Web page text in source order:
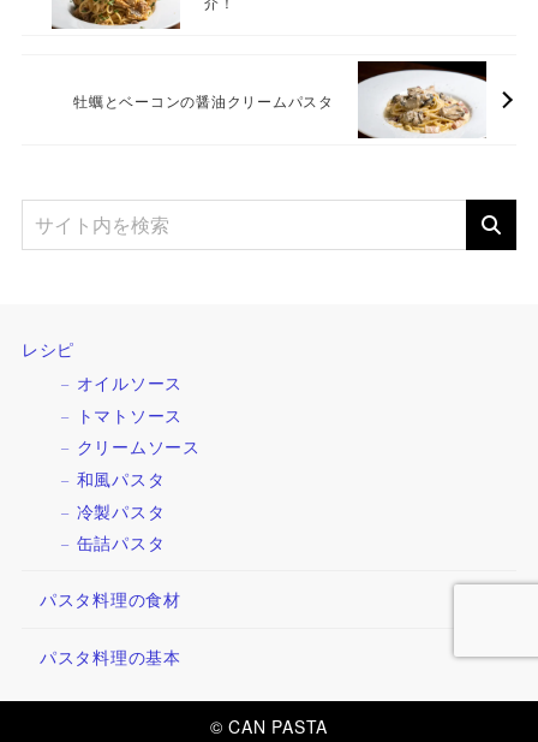
牡蠣とベーコンの醤油クリームパスタ
レシピ
オイルソース
トマトソース
クリームソース
和風パスタ
冷製パスタ
缶詰パスタ
パスタ料理の食材
パスタ料理の基本
© CAN PASTA